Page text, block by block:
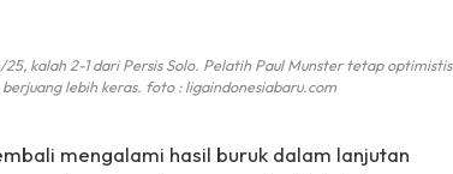
kalah 2-1 dari Persis Solo. Pelatih Paul Munster tetap optimistis
lebih keras. foto : ligaindonesiabaru.com
mengalami hasil buruk dalam lanjutan